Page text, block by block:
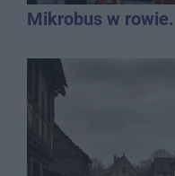
Mikrobus w